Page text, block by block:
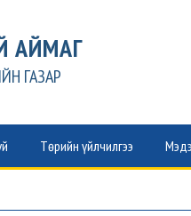
АЙМАГ
ГАЗАР
Төрийн үйлчилгээ